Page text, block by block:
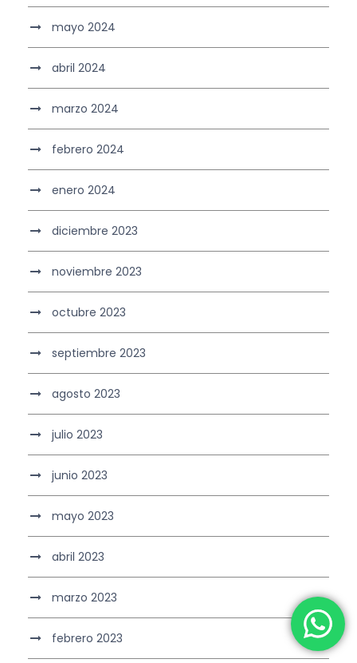
mayo 2024
abril 2024
marzo 2024
febrero 2024
enero 2024
diciembre 2023
noviembre 2023
octubre 2023
septiembre 2023
agosto 2023
julio 2023
junio 2023
mayo 2023
abril 2023
marzo 2023
febrero 2023